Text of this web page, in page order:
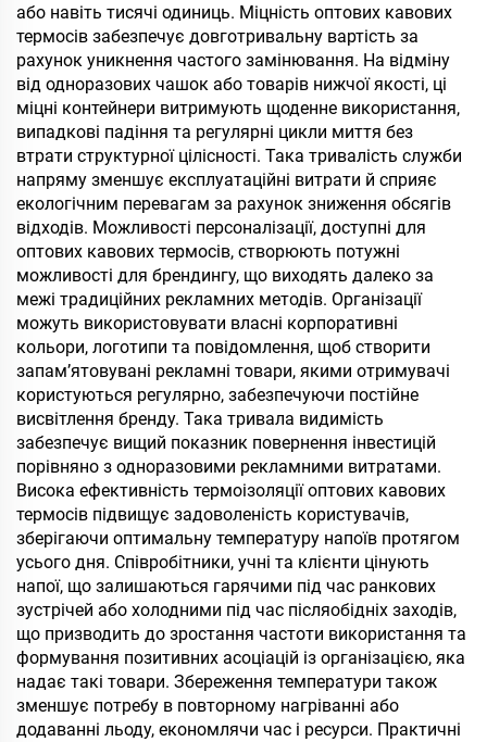
або навіть тисячі одиниць. Міцність оптових кавових
термосів забезпечує довготривальну вартість за
рахунок уникнення частого замінювання. На відміну
від одноразових чашок або товарів нижчої якості, ці
міцні контейнери витримують щоденне використання,
випадкові падіння та регулярні цикли миття без
втрати структурної цілісності. Така тривалість служби
напряму зменшує експлуатаційні витрати й сприяє
екологічним перевагам за рахунок зниження обсягів
відходів. Можливості персоналізації, доступні для
оптових кавових термосів, створюють потужні
можливості для брендингу, що виходять далеко за
межі традиційних рекламних методів. Організації
можуть використовувати власні корпоративні
кольори, логотипи та повідомлення, щоб створити
запам’ятовувані рекламні товари, якими отримувачі
користуються регулярно, забезпечуючи постійне
висвітлення бренду. Така тривала видимість
забезпечує вищий показник повернення інвестицій
порівняно з одноразовими рекламними витратами.
Висока ефективність термоізоляції оптових кавових
термосів підвищує задоволеність користувачів,
зберігаючи оптимальну температуру напоїв протягом
усього дня. Співробітники, учні та клієнти цінують
напої, що залишаються гарячими під час ранкових
зустрічей або холодними під час післяобідніх заходів,
що призводить до зростання частоти використання та
формування позитивних асоціацій із організацією, яка
надає такі товари. Збереження температури також
зменшує потребу в повторному нагріванні або
додаванні льоду, економлячи час і ресурси. Практичні